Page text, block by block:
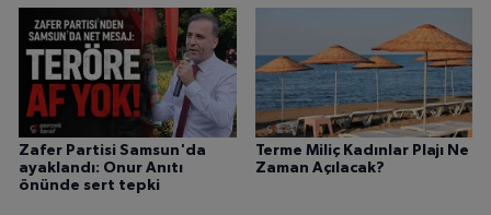
Zafer Partisi Samsun'da
ayaklandı: Onur Anıtı
önünde sert tepki
Terme Miliç Kadınlar Plajı Ne
Zaman Açılacak?